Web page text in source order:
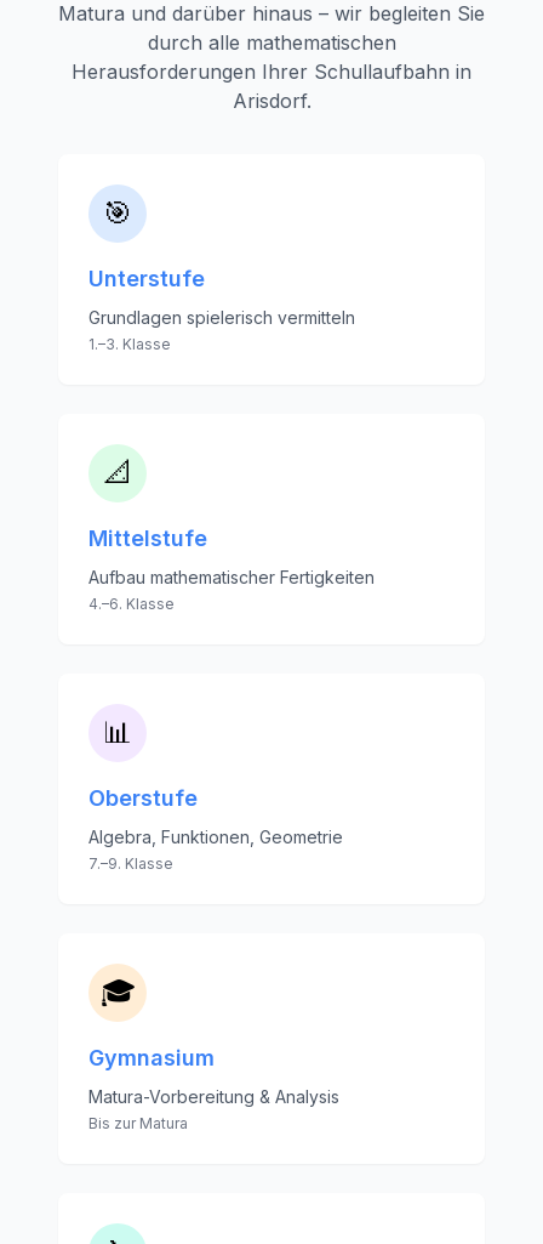
Matura und darüber hinaus – wir begleiten Sie
durch alle mathematischen
Herausforderungen Ihrer Schullaufbahn in
Arisdorf.
🎯
Unterstufe
Grundlagen spielerisch vermitteln
1.–3. Klasse
📐
Mittelstufe
Aufbau mathematischer Fertigkeiten
4.–6. Klasse
📊
Oberstufe
Algebra, Funktionen, Geometrie
7.–9. Klasse
🎓
Gymnasium
Matura-Vorbereitung & Analysis
Bis zur Matura